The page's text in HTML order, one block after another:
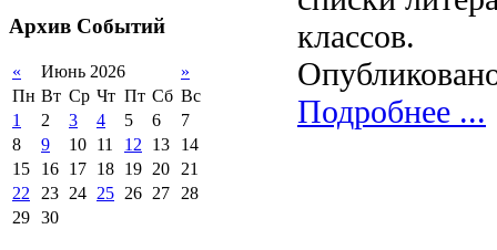
Международное
сотрудничество
Организация питания в
образовательной
организации
2011-2012 уч.год
Архив Событий
« Июнь 2026
»
Пн Вт Ср Чт Пт Сб Вс
1
2 3 4 5 6
7
8
9 10 11 12 13
14
15
16 17 18 19 20 21
22 23 24 25 26 27 28
29 30
классов.
Подробнее ...